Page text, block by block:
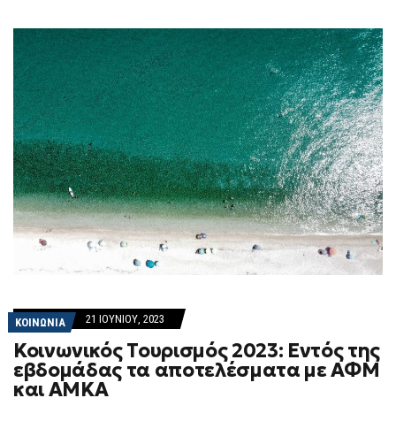
ΚΟΙΝΩΝΙΑ 21 ΙΟΥΝΊΟΥ, 2023
Κοινωνικός Τουρισμός 2023: Εντός της
εβδομάδας τα αποτελέσματα με ΑΦΜ
και ΑΜΚΑ